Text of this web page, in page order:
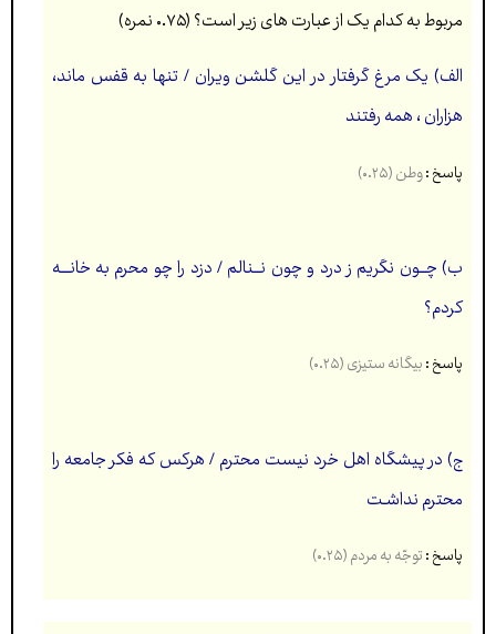
مربوط به کدام یک از عبارت های زیر است؟ (۰.۷۵ نمره)
الف) یک مرغ گرفتار در این گلشن ویران / تنها به قفس ماند،
هزاران ، همه رفتند
پاسخ :وطن (۰.۲۵)
ب) چـــون نگریم ز درد و چون نـــنالم / دزد را چو محرم به خانــــه
کردم؟
پاسخ :بیگانه ستیزی (۰.۲۵)
ج) در پیشگاه اهل خرد نیست محترم / هرکس که فکر جامعه را
محترم نداشـت
پاسخ :توجّه به مردم (۰.۲۵)